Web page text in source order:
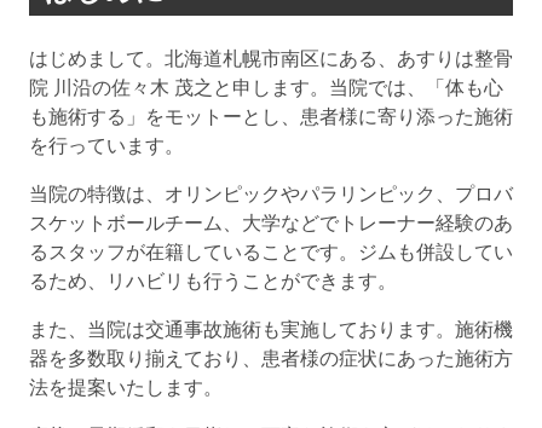
はじめまして。北海道札幌市南区にある、あすりは整骨
院 川沿の佐々木 茂之と申します。当院では、「体も心
も施術する」をモットーとし、患者様に寄り添った施術
を行っています。
当院の特徴は、オリンピックやパラリンピック、プロバ
スケットボールチーム、大学などでトレーナー経験のあ
るスタッフが在籍していることです。ジムも併設してい
るため、リハビリも行うことができます。
また、当院は交通事故施術も実施しております。施術機
器を多数取り揃えており、患者様の症状にあった施術方
法を提案いたします。